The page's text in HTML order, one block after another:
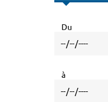
Du
à